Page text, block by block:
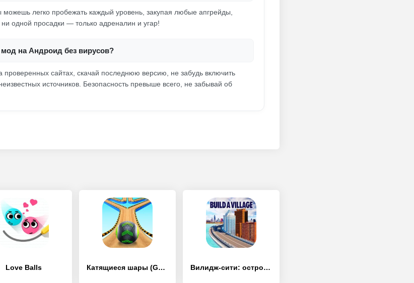
легко пробежать каждый уровень, закупая любые апгрейды,
одной просадки — только адреналин и угар!
мод на Андроид без вирусов?
проверенных сайтах, скачай последнюю версию, не забудь включить
источников. Безопасность превыше всего, не забывай об
Love Balls Катящиеся шары (Going Balls) Вилидж-сити: остров Сим 2 Town